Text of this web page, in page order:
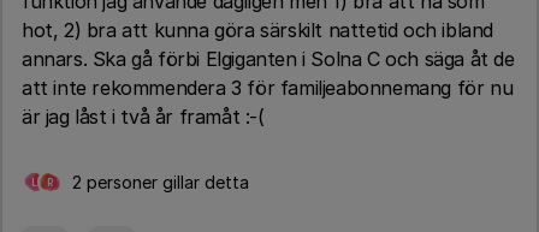
hot, 2) bra att kunna göra särskilt nattetid och ibland
annars. Ska gå förbi Elgiganten i Solna C och säga åt de
att inte rekommendera 3 för familjeabonnemang för nu
är jag låst i två år framåt :-(
R 2 personer gillar detta